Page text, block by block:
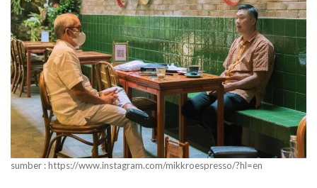
sumber : https://www.instagram.com/mikkroespresso/?hl=en